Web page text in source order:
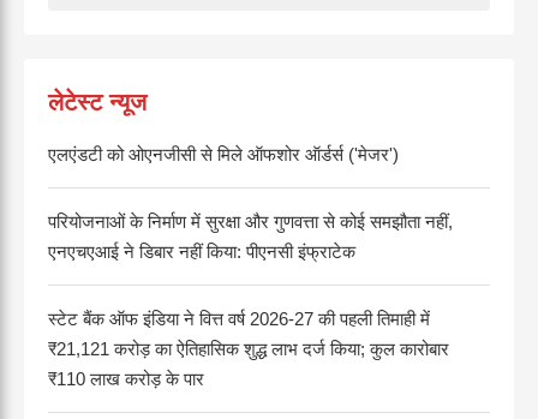
लेटेस्ट न्यूज
एलएंडटी को ओएनजीसी से मिले ऑफशोर ऑर्डर्स ('मेजर')
परियोजनाओं के निर्माण में सुरक्षा और गुणवत्ता से कोई समझौता नहीं,
एनएचएआई ने डिबार नहीं किया: पीएनसी इंफ्राटेक
स्टेट बैंक ऑफ इंडिया ने वित्त वर्ष 2026-27 की पहली तिमाही में
₹21,121 करोड़ का ऐतिहासिक शुद्ध लाभ दर्ज किया; कुल कारोबार
₹110 लाख करोड़ के पार